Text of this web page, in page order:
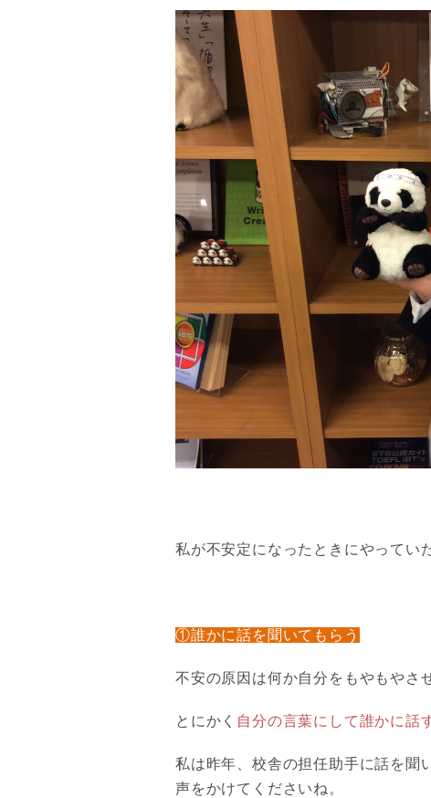
私が不安定になったときにやってい
①誰かに話を聞いてもらう
不安の原因は何か自分をもやもやさ
とにかく 自分の言葉にして誰かに話
私は昨年、校舎の担任助手に話を聞
声をかけてくださいね。